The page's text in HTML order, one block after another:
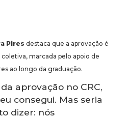
Pires destaca que a aprovação é
marcada pelo apoio de
ao longo da graduação.
aprovação no CRC,
consegui. Mas seria
dizer: nós